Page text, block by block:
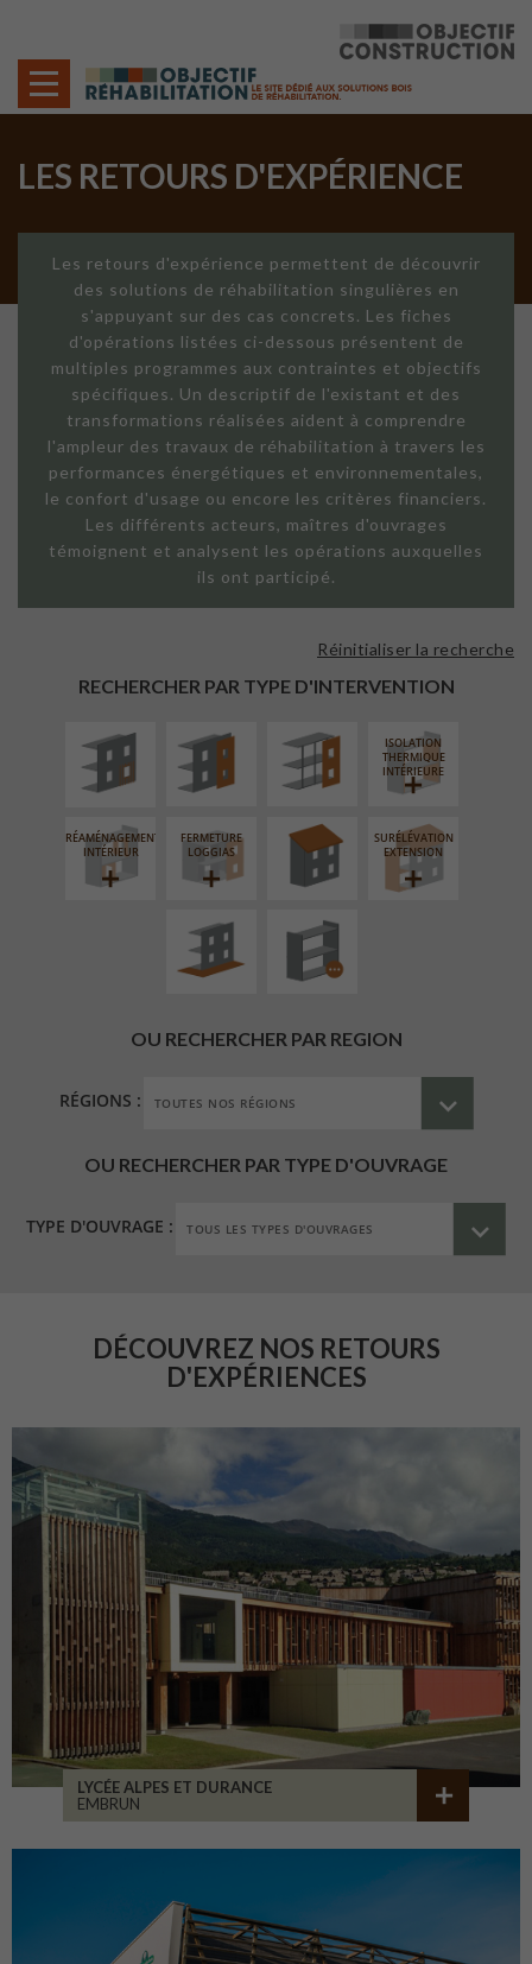
LES RETOURS D'EXPÉRIENCE
Les retours d'expérience permettent de découvrir
des solutions de réhabilitation singulières en
s'appuyant sur des cas concrets. Les fiches
d'opérations listées ci-dessous présentent de
multiples programmes aux contraintes et objectifs
spécifiques. Un descriptif de l'existant et des
transformations réalisées aident à comprendre
l'ampleur des travaux de réhabilitation à travers les
performances énergétiques et environnementales,
le confort d'usage ou encore les critères financiers.
Les différents acteurs, maîtres d'ouvrages
témoignent et analysent les opérations auxquelles
ils ont participé.
RECHERCHER PAR TYPE D'INTERVENTION
Réinitialiser la recherche
EXTÉRIEURE
FAÇADE SUR
LINÉAIRE
ISOLATION
THERMIQUE
INTÉRIEURE
RÉAMÉNAGEMENT
INTÉRIEUR
FERMETURE
LOGGIAS
RÉFECTION DES
TOITURES
SURÉLÉVATION
EXTENSION
AMÉNAGEMENT
EXTÉRIEUR
PROCÉDÉ
PARTICULIER
OU RECHERCHER PAR REGION
RÉGIONS :
OU RECHERCHER PAR TYPE D'OUVRAGE
TYPE D'OUVRAGE :
DÉCOUVREZ NOS RETOURS
D'EXPÉRIENCES
LYCÉE ALPES ET DURANCE
EMBRUN